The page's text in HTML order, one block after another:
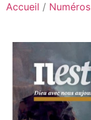
Accueil / Numéros